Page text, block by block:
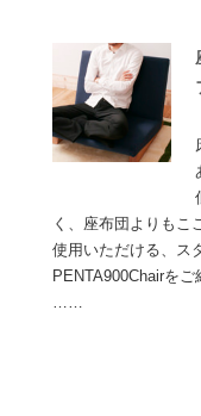
く、座布団よりもこ
使用いただける、ス
PENTA900Chairをご
……